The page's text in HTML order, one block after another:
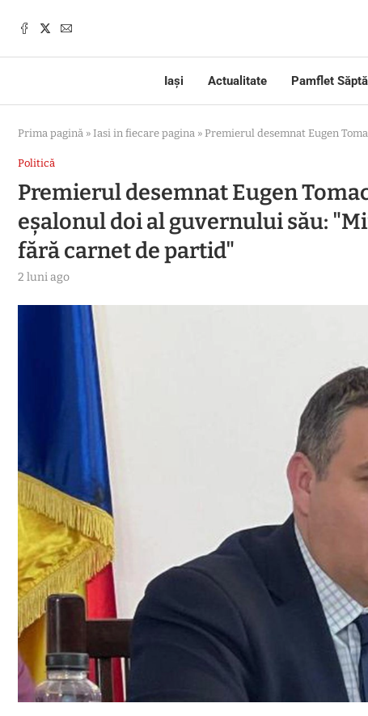
Iași Actualitate Pamflet
Prima pagină » Iasi in fiecare pagina » Premierul desemnat Eugen
Politică
Premierul desemnat Eugen
eșalonul doi al guvernului său:
fără carnet de partid"
2 luni ago